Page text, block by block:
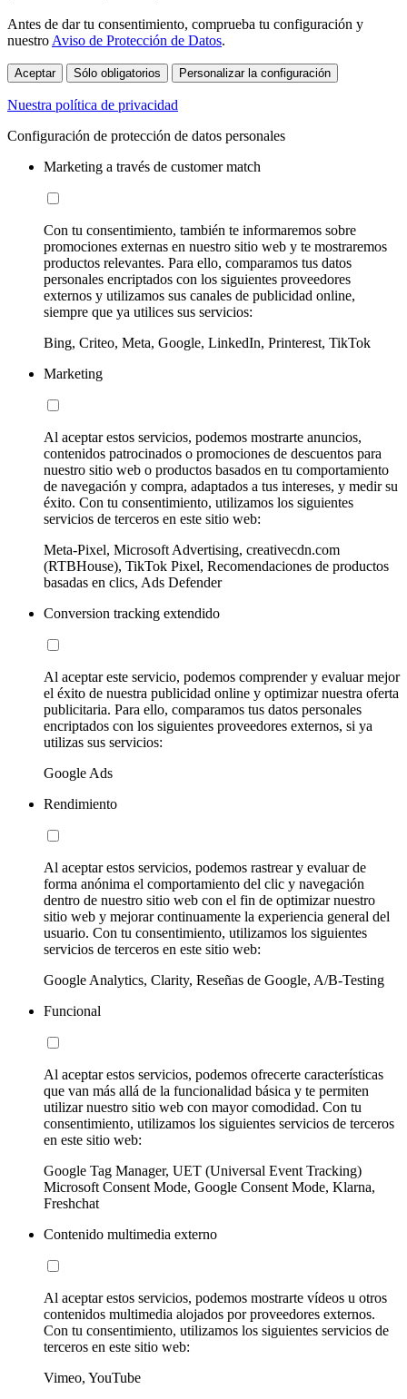
Antes de dar tu consentimiento, comprueba tu configuración y
nuestro Aviso de Protección de Datos.
Aceptar Sólo obligatorios Personalizar la configuración
Nuestra política de privacidad
Configuración de protección de datos personales
Marketing a través de customer match
Con tu consentimiento, también te informaremos sobre
promociones externas en nuestro sitio web y te mostraremos
productos relevantes. Para ello, comparamos tus datos
personales encriptados con los siguientes proveedores
externos y utilizamos sus canales de publicidad online,
siempre que ya utilices sus servicios:
Bing, Criteo, Meta, Google, LinkedIn, Printerest, TikTok
Marketing
Al aceptar estos servicios, podemos mostrarte anuncios,
contenidos patrocinados o promociones de descuentos para
nuestro sitio web o productos basados en tu comportamiento
de navegación y compra, adaptados a tus intereses, y medir su
éxito. Con tu consentimiento, utilizamos los siguientes
servicios de terceros en este sitio web:
Meta-Pixel, Microsoft Advertising, creativecdn.com
(RTBHouse), TikTok Pixel, Recomendaciones de productos
basadas en clics, Ads Defender
Conversion tracking extendido
Al aceptar este servicio, podemos comprender y evaluar mejor
el éxito de nuestra publicidad online y optimizar nuestra oferta
publicitaria. Para ello, comparamos tus datos personales
encriptados con los siguientes proveedores externos, si ya
utilizas sus servicios:
Google Ads
Rendimiento
Al aceptar estos servicios, podemos rastrear y evaluar de
forma anónima el comportamiento del clic y navegación
dentro de nuestro sitio web con el fin de optimizar nuestro
sitio web y mejorar continuamente la experiencia general del
usuario. Con tu consentimiento, utilizamos los siguientes
servicios de terceros en este sitio web:
Google Analytics, Clarity, Reseñas de Google, A/B-Testing
Funcional
Al aceptar estos servicios, podemos ofrecerte características
que van más allá de la funcionalidad básica y te permiten
utilizar nuestro sitio web con mayor comodidad. Con tu
consentimiento, utilizamos los siguientes servicios de terceros
en este sitio web:
Google Tag Manager, UET (Universal Event Tracking)
Microsoft Consent Mode, Google Consent Mode, Klarna,
Freshchat
Contenido multimedia externo
Al aceptar estos servicios, podemos mostrarte vídeos u otros
contenidos multimedia alojados por proveedores externos.
Con tu consentimiento, utilizamos los siguientes servicios de
terceros en este sitio web:
Vimeo, YouTube